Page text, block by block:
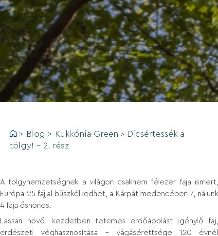
> Blog > Kukkónia Green > Dicsértessék a
tölgy! - 2. rész
A tölgynemzetségnek a világon csaknem félezer faja ismert,
Európa 25 fajjal büszkélkedhet, a Kárpát medencében 7, nálunk
4 faja őshonos.
Lassan növő, kezdetben tetemes erdőápolást igénylő faj,
erdészeti véghasznosítása – vágásérettsége 120 évnél